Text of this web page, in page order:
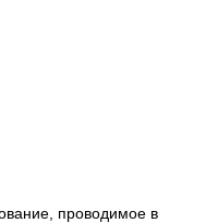
проводимое в